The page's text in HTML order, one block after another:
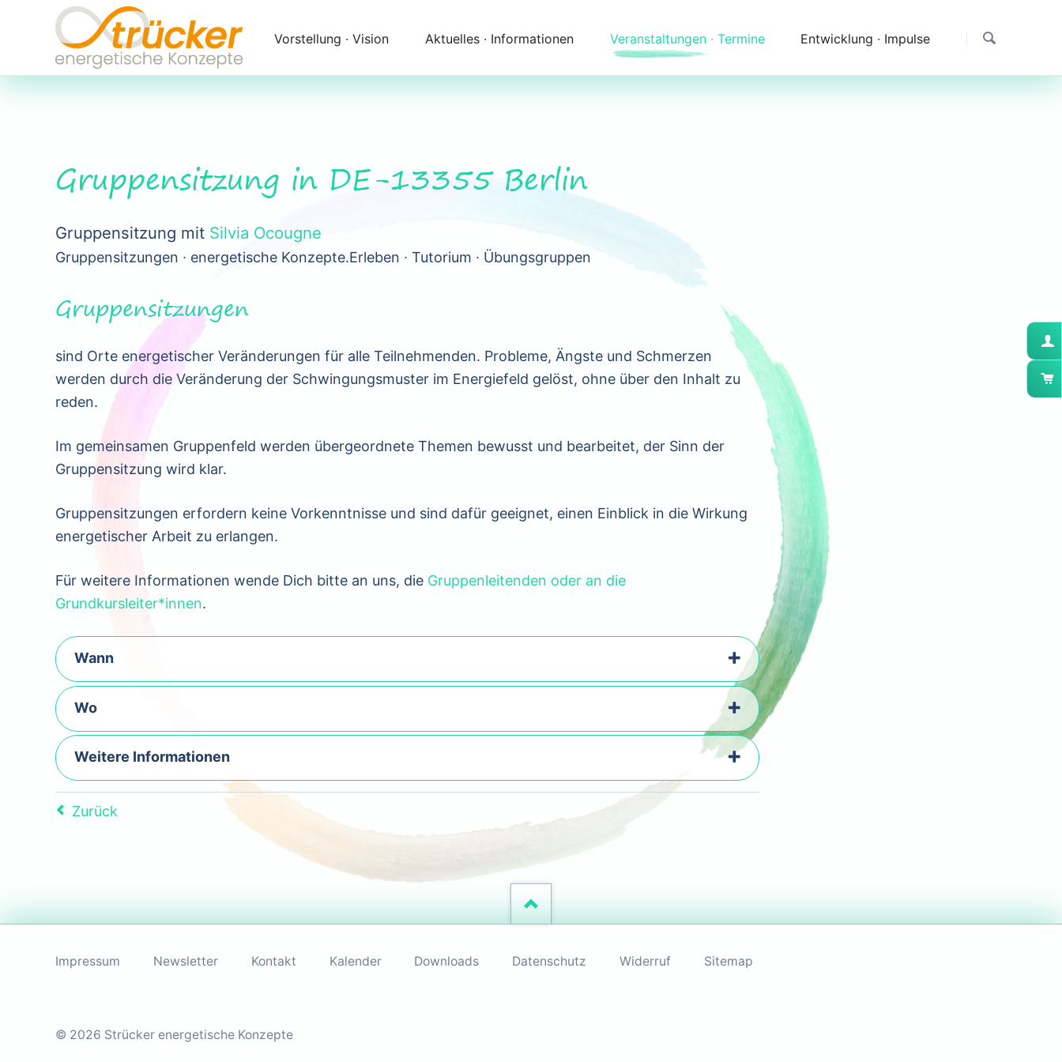
überspringen
Vorstellung ∙ Vision Aktuelles ∙ Informationen
Begleitung
Veranstaltungen ∙ Termine Entwicklung ∙ Impulse
Gruppensitzung in DE-13355 Berlin
Gruppensitzung mit Silvia Ocougne
Gruppensitzungen ∙ energetische Konzepte.Erleben ∙ Tutorium ∙ Übungsgruppen
Gruppensitzungen
sind Orte energetischer Veränderungen für alle Teilnehmenden. Probleme, Ängste und Schmerzen
werden durch die Veränderung der Schwingungsmuster im Energiefeld gelöst, ohne über den Inhalt zu
reden.
Im gemeinsamen Gruppenfeld werden übergeordnete Themen bewusst und bearbeitet, der Sinn der
Gruppensitzung wird klar.
Gruppensitzungen erfordern keine Vorkenntnisse und sind dafür geeignet, einen Einblick in die Wirkung
energetischer Arbeit zu erlangen.
Für weitere Informationen wende Dich bitte an uns, die Gruppenleitenden oder an die
Grundkursleiter*innen.
Wann
Wo
Weitere Informationen
Zurück
überspringen
Impressum Newsletter Kontakt Kalender Downloads Datenschutz Widerruf Sitemap
© 2026 Strücker energetische Konzepte